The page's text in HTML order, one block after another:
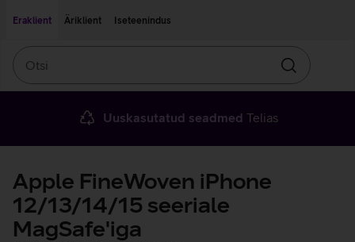
Eraklient
Äriklient Iseteenindus
Otsin
Uuskasutatud seadmed Telias
Apple FineWoven iPhone
12/13/14/15 seeriale
MagSafe'iga